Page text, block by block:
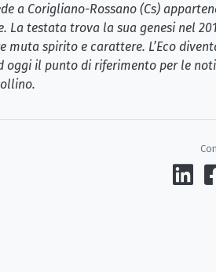
a Corigliano-Rossano (Cs)
La testata trova la sua genesi nel
muta spirito e carattere. L’Eco
oggi il punto di riferimento per le